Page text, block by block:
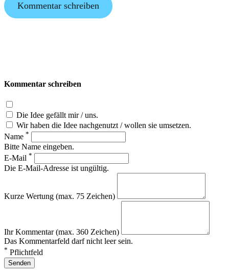
Kommentar schreiben
Kommentar schreiben
Die Idee gefällt mir / uns.
Wir haben die Idee nachgenutzt / wollen sie umsetzen.
Name *
Bitte Name eingeben.
E-Mail *
Die E-Mail-Adresse ist ungültig.
Kurze Wertung (max. 75 Zeichen)
Ihr Kommentar (max. 360 Zeichen)
Das Kommentarfeld darf nicht leer sein.
* Pflichtfeld
Senden